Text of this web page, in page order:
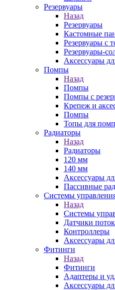
Резервуары
Назад
Резервуары
Кастомные
Резервуары с
Резервуары-
Аксессуары
Помпы
Назад
Помпы
Помпы с
Крепеж и
Помпы
Топы для помп
Радиаторы
Назад
Радиаторы
120 мм
140 мм
Аксессуары
Пассивные
Системы
Назад
Системы
Датчики
Контроллеры
Аксессуары
Фитинги
Назад
Фитинги
Адаптеры и
Аксессуары